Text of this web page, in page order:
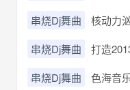
串烧Dj舞曲 核动力
串烧Dj舞曲 打造
串烧Dj舞曲 色海音